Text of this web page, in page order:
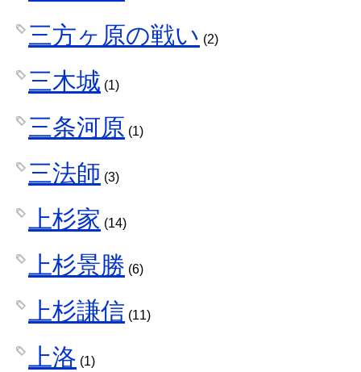
三方ヶ原の戦い (2)
三木城 (1)
三条河原 (1)
三法師 (3)
上杉家 (14)
上杉景勝 (6)
上杉謙信 (11)
上洛 (1)